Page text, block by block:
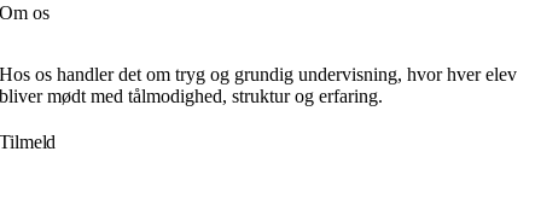
Om os
Hos os handler det om tryg og grundig undervisning, hvor hver elev
bliver mødt med tålmodighed, struktur og erfaring.
Tilmeld